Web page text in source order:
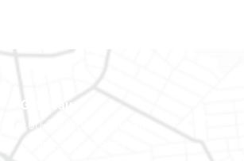
Gatineau
100-200, rue Montcalm
Gatineau (Québec)